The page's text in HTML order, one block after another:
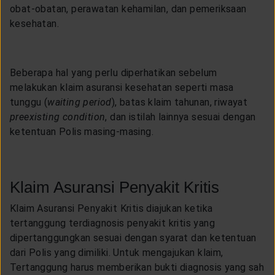
obat-obatan, perawatan kehamilan, dan pemeriksaan
kesehatan.
Beberapa hal yang perlu diperhatikan sebelum
melakukan klaim asuransi kesehatan seperti masa
tunggu (waiting period), batas klaim tahunan, riwayat
preexisting condition, dan istilah lainnya sesuai dengan
ketentuan Polis masing-masing.
Klaim Asuransi Penyakit Kritis
Klaim Asuransi Penyakit Kritis diajukan ketika
tertanggung terdiagnosis penyakit kritis yang
dipertanggungkan sesuai dengan syarat dan ketentuan
dari Polis yang dimiliki. Untuk mengajukan klaim,
Tertanggung harus memberikan bukti diagnosis yang sah